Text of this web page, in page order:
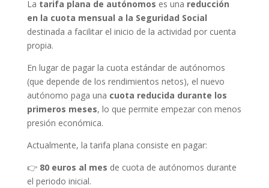
La tarifa plana de autónomos es una reducción
en la cuota mensual a la Seguridad Social
destinada a facilitar el inicio de la actividad por cuenta
propia.
En lugar de pagar la cuota estándar de autónomos
(que depende de los rendimientos netos), el nuevo
autónomo paga una cuota reducida durante los
primeros meses, lo que permite empezar con menos
presión económica.
Actualmente, la tarifa plana consiste en pagar:
👉 80 euros al mes de cuota de autónomos durante
el periodo inicial.